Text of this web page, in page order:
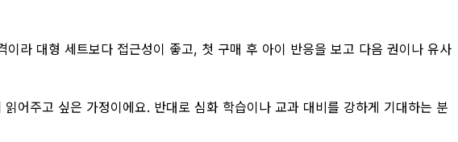
라 대형 세트보다 접근성이 좋고, 첫 구매 후 아이 반응을 보고 다음 권이나 유사
어주고 싶은 가정이에요. 반대로 심화 학습이나 교과 대비를 강하게 기대하는 분